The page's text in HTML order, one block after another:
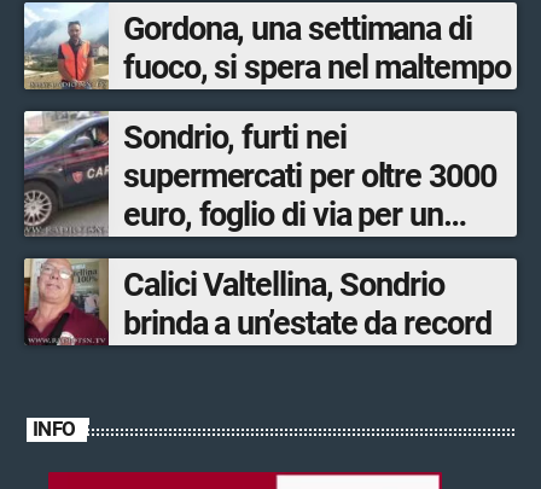
Gordona, una settimana di
fuoco, si spera nel maltempo
Sondrio, furti nei
supermercati per oltre 3000
euro, foglio di via per un
ventinovenne
Calici Valtellina, Sondrio
brinda a un’estate da record
INFO